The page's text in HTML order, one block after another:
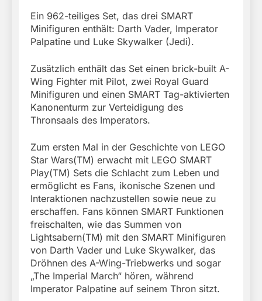
Ein 962-teiliges Set, das drei SMART
Minifiguren enthält: Darth Vader, Imperator
Palpatine und Luke Skywalker (Jedi).
Zusätzlich enthält das Set einen brick-built A-
Wing Fighter mit Pilot, zwei Royal Guard
Minifiguren und einen SMART Tag-aktivierten
Kanonenturm zur Verteidigung des
Thronsaals des Imperators.
Zum ersten Mal in der Geschichte von LEGO
Star Wars(TM) erwacht mit LEGO SMART
Play(TM) Sets die Schlacht zum Leben und
ermöglicht es Fans, ikonische Szenen und
Interaktionen nachzustellen sowie neue zu
erschaffen. Fans können SMART Funktionen
freischalten, wie das Summen von
Lightsabern(TM) mit den SMART Minifiguren
von Darth Vader und Luke Skywalker, das
Dröhnen des A-Wing-Triebwerks und sogar
„The Imperial March“ hören, während
Imperator Palpatine auf seinem Thron sitzt.